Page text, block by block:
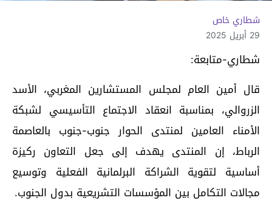
شطاري خاص
29 أبريل 2025
شطاري-متابعة:
قال أمين العام لمجلس المستشارين المغربي، الأسد
الزروالي، بمناسبة انعقاد الاجتماع التأسيسي لشبكة
الأمناء العامين لمنتدى الحوار جنوب-جنوب بالعاصمة
الرباط، إن المنتدى يهدف إلى جعل التعاون ركيزة
أساسية لتقوية الشراكة البرلمانية الفعلية وتوسيع
مجالات التكامل بين المؤسسات التشريعية بدول الجنوب.